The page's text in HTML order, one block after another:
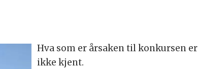
Hva som er årsaken til konkursen er
ikke kjent.